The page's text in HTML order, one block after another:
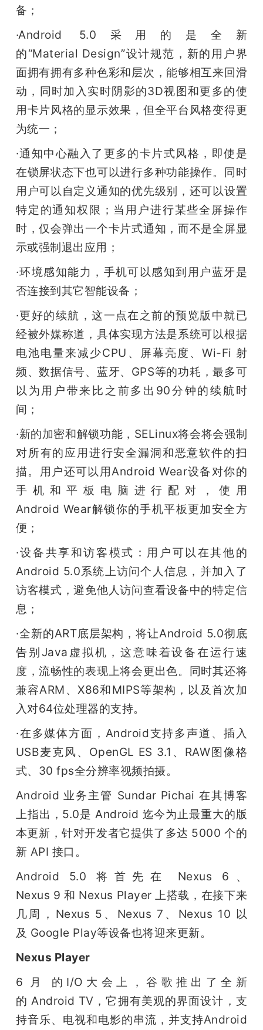
备；
·Android 5.0采用的是全新
的“Material Design”设计规范，新的用户界
面拥有拥有多种色彩和层次，能够相互来回滑
动，同时加入实时阴影的3D视图和更多的使
用卡片风格的显示效果，但全平台风格变得更
为统一；
·通知中心融入了更多的卡片式风格，即使是
在锁屏状态下也可以进行多种功能操作。同时
用户可以自定义通知的优先级别，还可以设置
特定的通知权限；当用户进行某些全屏操作
时，仅会弹出一个卡片式通知，而不是全屏显
示或强制退出应用；
·环境感知能力，手机可以感知到用户蓝牙是
否连接到其它智能设备；
·更好的续航，这一点在之前的预览版中就已
经被外媒称道，具体实现方法是系统可以根据
电池电量来减少CPU、屏幕亮度、Wi-Fi 射
频、数据信号、蓝牙、GPS等的功耗，最多可
以为用户带来比之前多出90分钟的续航时
间；
·新的加密和解锁功能，SELinux将会将会强制
对所有的应用进行安全漏洞和恶意软件的扫
描。用户还可以用Android Wear设备对你的
手机和平板电脑进行配对，使用
Android Wear解锁你的手机平板更加安全方
便；
·设备共享和访客模式：用户可以在其他的
Android 5.0系统上访问个人信息，并加入了
访客模式，避免他人访问查看设备中的特定信
息；
·全新的ART底层架构，将让Android 5.0彻底
告别Java虚拟机，这意味着设备在运行速
度，流畅性的表现上将会更出色。同时其还将
兼容ARM、X86和MIPS等架构，以及首次加
入对64位处理器的支持。
·在多媒体方面，Android支持多声道、插入
USB麦克风、OpenGL ES 3.1、RAW图像格
式、30 fps全分辨率视频拍摄。
Android 业务主管 Sundar Pichai 在其博客
上指出，5.0是 Android 迄今为止最重大的版
本更新，针对开发者它提供了多达 5000 个的
新 API 接口。
Android 5.0 将首先在 Nexus 6、
Nexus 9 和 Nexus Player 上搭载，在接下来
几周，Nexus 5、Nexus 7、Nexus 10 以
及 Google Play等设备也将迎来更新。
Nexus Player
6 月 的I/O大会上，谷歌推出了全新
的 Android TV，它拥有美观的界面设计，支
持音乐、电视和电影的串流，并支持Android